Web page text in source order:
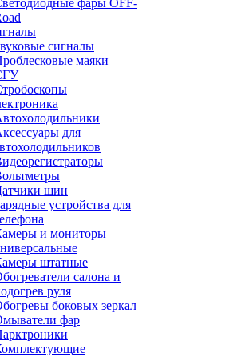
сигналы
маяки
для
шин
устройства для
и мониторы
штатные
салона и
руля
боковых зеркал
фар